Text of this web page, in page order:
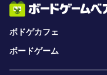
ボドゲカフェ
ボードゲーム